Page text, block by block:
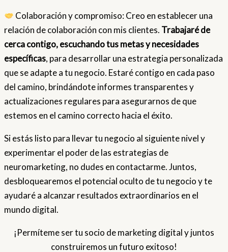
Colaboración y compromiso: Creo en establecer una
relación de colaboración con mis clientes. Trabajaré de
cerca contigo, escuchando tus metas y necesidades
específicas, para desarrollar una estrategia personalizada
que se adapte a tu negocio. Estaré contigo en cada paso
del camino, brindándote informes transparentes y
actualizaciones regulares para asegurarnos de que
estemos en el camino correcto hacia el éxito.
Si estás listo para llevar tu negocio al siguiente nivel y
experimentar el poder de las estrategias de
neuromarketing, no dudes en contactarme. Juntos,
desbloquearemos el potencial oculto de tu negocio y te
ayudaré a alcanzar resultados extraordinarios en el
mundo digital.
¡Permíteme ser tu socio de marketing digital y juntos
construiremos un futuro exitoso!